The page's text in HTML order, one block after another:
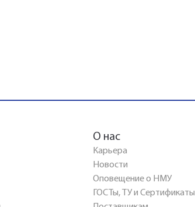
О нас
Карьера
Новости
Оповещение о НМУ
ГОСТы, ТУ и Сертификаты